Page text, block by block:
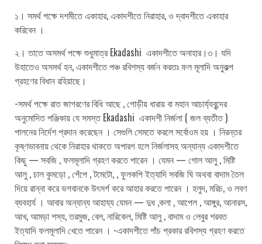
১। সমর্থ পক্ষে দশমীতে একাহার, একাদশীতে নিরাহার, ও দ্বাদশীতে একাহার
করিবেন ।
২। তাতে অসমর্থ পক্ষে শুধুমাত্র Ekadashi একাদশীতে অনাহার।৩। যদি
উহাতেও অসমর্থ হন, একাদশীতে পঞ্চ রবিশস্য বর্জন করতঃ ফল মূলাদি অনুকল্প
গ্রহণের বিধান রহিয়াছে।
-সমর্থ পক্ষে রাত জাগরণের বিধি আছে , গোড়ীয় ধারায় বা মহান আচার্য্যবৃন্দের
অনুমোদিত পঞ্জিকায় যে সমস্ত Ekadashi একাদশী নির্জলা ( জল ব্যতীত )
পালনের নির্দেশ প্রদান করেছেন । সেগুলি সেমতে করলে সর্বোওম হয় । নিরন্তর
কৃষ্ণভাবনায় থেকে নিরাহার থাকতে অপারগ হলে নির্জলাসহ অন্যান্য একাদশীতে
কিছু — সবজি , ফলমূলাদি গ্রহণ করতে পারেন । যেমন — গোল আলু , মিষ্টি
আলু , চাল কুমড়ো , পেঁপে , টমেটো, , ফুলকপি ইত্যাদি সবজি ঘি অথবা বাদাম তৈল
দিয়ে রান্না করে ভগবানকে উৎসর্গ করে আহার করতে পারেন । হলুদ, মরিচ, ও লবণ
ব্যবহার্য । আবার অন্যান্য আহায্য যেমন — দুধ ,কলা , আপেল , আঙ্গুর, আনারস,
আখ, আমড়া শস্য, তরমুজ, বেল, নারিকেল, মিষ্টি আলু , বাদাম ও লেবুর শরবত
ইত্যাদি ফলমূলাদি খেতে পারেন । -একাদশীতে পাঁচ প্রকার রবিশস্য গ্রহণ করতে